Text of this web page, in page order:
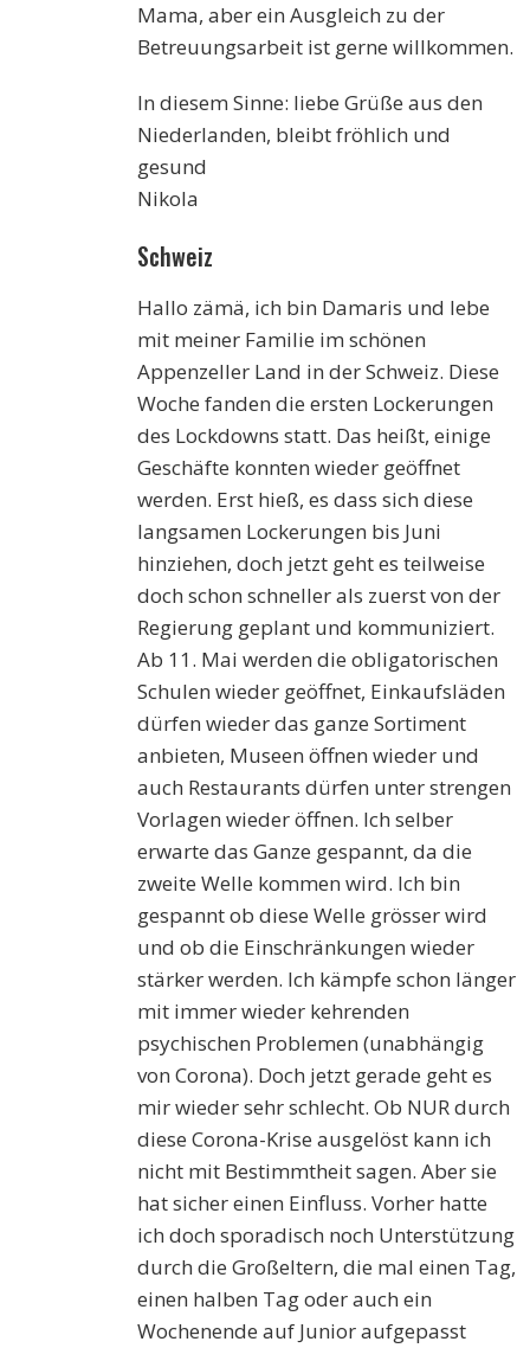
Mama, aber ein Ausgleich zu der
Betreuungsarbeit ist gerne willkommen.
In diesem Sinne: liebe Grüße aus den
Niederlanden, bleibt fröhlich und
gesund
Nikola
Schweiz
Hallo zämä, ich bin Damaris und lebe
mit meiner Familie im schönen
Appenzeller Land in der Schweiz. Diese
Woche fanden die ersten Lockerungen
des Lockdowns statt. Das heißt, einige
Geschäfte konnten wieder geöffnet
werden. Erst hieß, es dass sich diese
langsamen Lockerungen bis Juni
hinziehen, doch jetzt geht es teilweise
doch schon schneller als zuerst von der
Regierung geplant und kommuniziert.
Ab 11. Mai werden die obligatorischen
Schulen wieder geöffnet, Einkaufsläden
dürfen wieder das ganze Sortiment
anbieten, Museen öffnen wieder und
auch Restaurants dürfen unter strengen
Vorlagen wieder öffnen. Ich selber
erwarte das Ganze gespannt, da die
zweite Welle kommen wird. Ich bin
gespannt ob diese Welle grösser wird
und ob die Einschränkungen wieder
stärker werden. Ich kämpfe schon länger
mit immer wieder kehrenden
psychischen Problemen (unabhängig
von Corona). Doch jetzt gerade geht es
mir wieder sehr schlecht. Ob NUR durch
diese Corona-Krise ausgelöst kann ich
nicht mit Bestimmtheit sagen. Aber sie
hat sicher einen Einfluss. Vorher hatte
ich doch sporadisch noch Unterstützung
durch die Großeltern, die mal einen Tag,
einen halben Tag oder auch ein
Wochenende auf Junior aufgepasst